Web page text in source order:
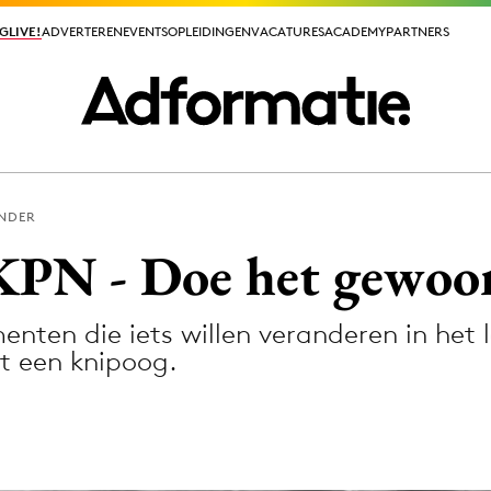
ADVERTERENEVENTSOPLEIDINGENVACATURESACADEMYPARTNERS
ADVERTERENEVENTSOPLEIDINGENVACATURESACADEMYPARTNERS
- Doe het
die iets willen veranderen in het
een knipoog.